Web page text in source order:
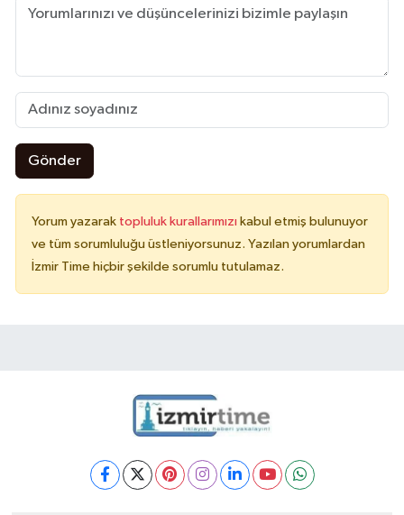
Gönder
Yorum yazarak topluluk kurallarımızı kabul etmiş bulunuyor
ve tüm sorumluluğu üstleniyorsunuz. Yazılan yorumlardan
İzmir Time hiçbir şekilde sorumlu tutulamaz.